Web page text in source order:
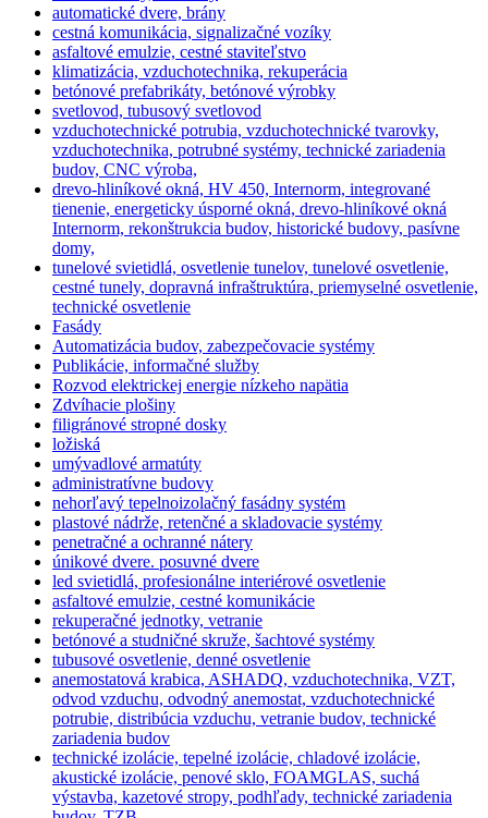
automatické dvere, brány
cestná komunikácia, signalizačné vozíky
asfaltové emulzie, cestné staviteľstvo
klimatizácia, vzduchotechnika, rekuperácia
betónové prefabrikáty, betónové výrobky
svetlovod, tubusový svetlovod
vzduchotechnické potrubia, vzduchotechnické tvarovky,
vzduchotechnika, potrubné systémy, technické zariadenia
budov, CNC výroba,
drevo-hliníkové okná, HV 450, Internorm, integrované
tienenie, energeticky úsporné okná, drevo-hliníkové okná
Internorm, rekonštrukcia budov, historické budovy, pasívne
domy,
tunelové svietidlá, osvetlenie tunelov, tunelové osvetlenie,
cestné tunely, dopravná infraštruktúra, priemyselné osvetlenie,
technické osvetlenie
Fasády
Automatizácia budov, zabezpečovacie systémy
Publikácie, informačné služby
Rozvod elektrickej energie nízkeho napätia
Zdvíhacie plošiny
filigránové stropné dosky
ložiská
umývadlové armatúty
administratívne budovy
nehorľavý tepelnoizolačný fasádny systém
plastové nádrže, retenčné a skladovacie systémy
penetračné a ochranné nátery
únikové dvere. posuvné dvere
led svietidlá, profesionálne interiérové osvetlenie
asfaltové emulzie, cestné komunikácie
rekuperačné jednotky, vetranie
betónové a studničné skruže, šachtové systémy
tubusové osvetlenie, denné osvetlenie
anemostatová krabica, ASHADQ, vzduchotechnika, VZT,
odvod vzduchu, odvodný anemostat, vzduchotechnické
potrubie, distribúcia vzduchu, vetranie budov, technické
zariadenia budov
technické izolácie, tepelné izolácie, chladové izolácie,
akustické izolácie, penové sklo, FOAMGLAS, suchá
výstavba, kazetové stropy, podhľady, technické zariadenia